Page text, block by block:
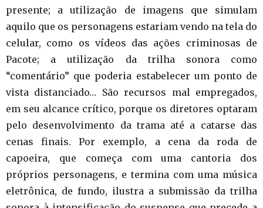
presente; a utilização de imagens que simulam
aquilo que os personagens estariam vendo na tela do
celular, como os vídeos das ações criminosas de
Pacote; a utilização da trilha sonora como
“comentário” que poderia estabelecer um ponto de
vista distanciado… São recursos mal empregados,
em seu alcance crítico, porque os diretores optaram
pelo desenvolvimento da trama até a catarse das
cenas finais. Por exemplo, a cena da roda de
capoeira, que começa com uma cantoria dos
próprios personagens, e termina com uma música
eletrônica, de fundo, ilustra a submissão da trilha